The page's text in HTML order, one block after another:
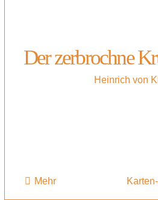
Der zerbrochne
Heinrich von
Mehr